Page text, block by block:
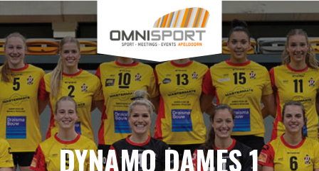
DYNAMO DAMES 1